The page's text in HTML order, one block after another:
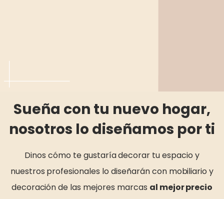
Sueña con tu nuevo hogar,
nosotros lo diseñamos por ti
Dinos cómo te gustaría decorar tu espacio y
nuestros profesionales lo diseñarán con mobiliario y
decoración de las mejores marcas al mejor precio